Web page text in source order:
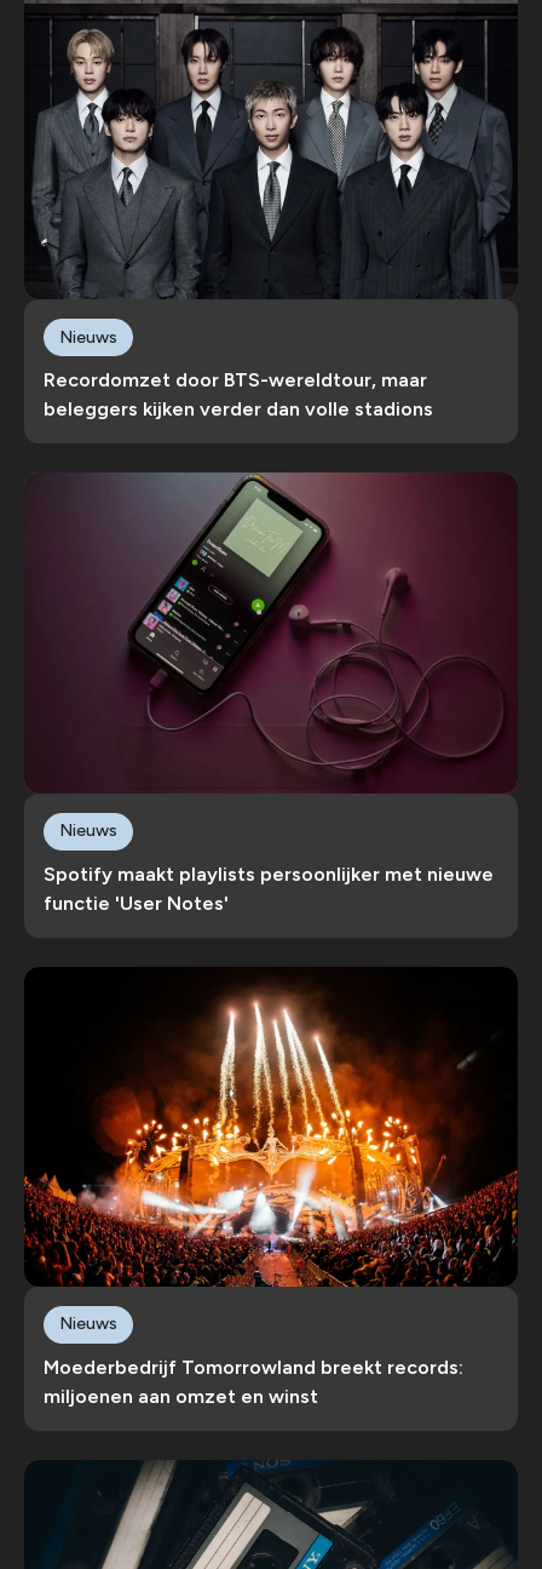
Recordomzet door BTS-wereldtour, maar
beleggers kijken verder dan volle stadions
Nieuws
Spotify maakt playlists persoonlijker met nieuwe
functie 'User Notes'
Nieuws
Moederbedrijf Tomorrowland breekt records:
miljoenen aan omzet en winst
Nieuws